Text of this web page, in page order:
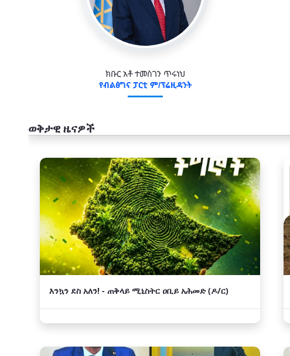
ክቡር አቶ ተመስገን ጥሩነህ
የብልፅግና ፓርቲ ም/ፕሬዚዳንት
ወቅታዊ ዜናዎች
አዲስ
እንኳን ደስ አለን! - ጠቅላይ ሚኒስትር ዐቢይ አሕመድ (ዶ/ር)